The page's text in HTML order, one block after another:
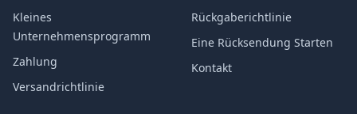
Kleines
Unternehmensprogramm
Zahlung
Versandrichtlinie
Rückgaberichtlinie
Eine Rücksendung Starten
Kontakt